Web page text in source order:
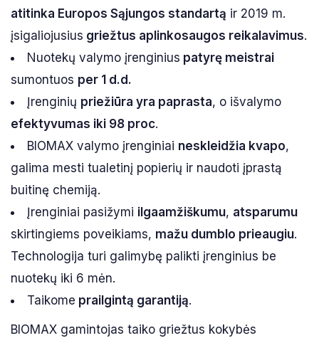
atitinka Europos Sąjungos standartą ir 2019 m.
įsigaliojusius griežtus aplinkosaugos reikalavimus.
Nuotekų valymo įrenginius patyrę meistrai
sumontuos per 1 d.d.
Įrenginių priežiūra yra paprasta, o išvalymo
efektyvumas iki 98 proc.
BIOMAX valymo įrenginiai neskleidžia kvapo,
galima mesti tualetinį popierių ir naudoti įprastą
buitinę chemiją.
Įrenginiai pasižymi ilgaamžiškumu, atsparumu
skirtingiems poveikiams, mažu dumblo prieaugiu.
Technologija turi galimybę palikti įrenginius be
nuotekų iki 6 mėn.
Taikome prailgintą garantiją.
BIOMAX gamintojas taiko griežtus kokybės